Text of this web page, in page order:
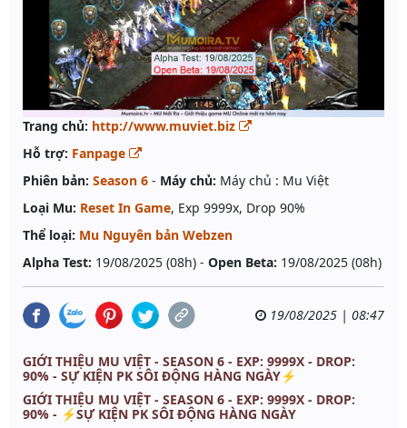
Trang chủ: http://www.muviet.biz
Hỗ trợ: Fanpage
Phiên bản: Season 6 - Máy chủ: Máy chủ : Mu Việt
Loại Mu: Reset In Game, Exp 9999x, Drop 90%
Thể loại: Mu Nguyên bản Webzen
Alpha Test: 19/08/2025 (08h) - Open Beta: 19/08/2025 (08h)
19/08/2025 | 08:47
GIỚI THIỆU MU VIỆT - SEASON 6 - EXP: 9999X - DROP:
90% - SỰ KIỆN PK SÔI ĐỘNG HÀNG NGÀY⚡️
GIỚI THIỆU MU VIỆT - SEASON 6 - EXP: 9999X - DROP:
90% - ⚡️SỰ KIỆN PK SÔI ĐỘNG HÀNG NGÀY